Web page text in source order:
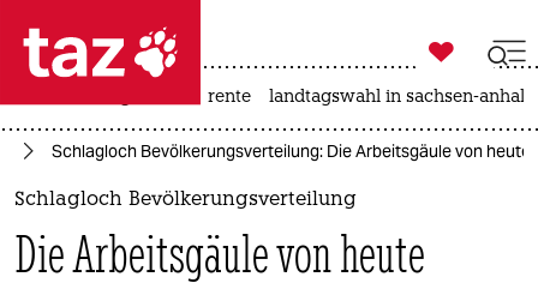
 taz zahl ich
taz zahl ich
themen
politik

taz zahl ich
rente landtagswahl in sachsen-anhalt
Schlagloch Bevölkerungsverteilung: Die Arbeitsgäule von heute
Schlagloch Bevölkerungsverteilung
Die Arbeitsgäule von heute